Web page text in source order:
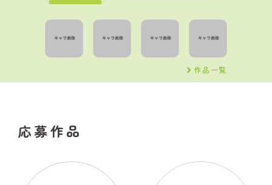
作品一覧
応募作品